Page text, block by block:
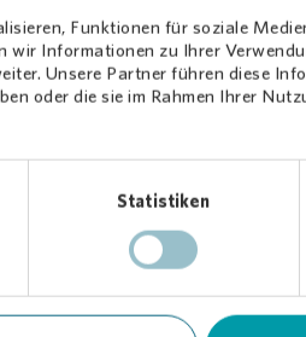
Funktionen für soziale
Informationen zu Ihrer
Unsere Partner führen diese
oder die sie im Rahmen Ihrer
Statistiken
wir als kleinerer Stadtteil einen
erklärt Andrea Bobardt-Lange von
ein absolutes Highlight. Zum
kleinen Besucherinnen und
dazu beiträgt, dieses Angebot zu